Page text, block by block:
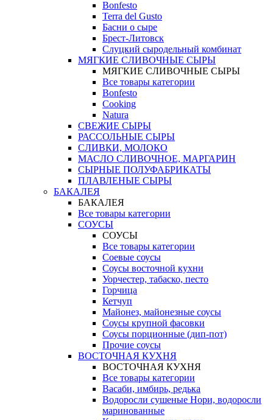
Bonfesto
Terra del Gusto
Басни о сыре
Брест-Литовск
Слуцкий сыродельный комбинат
МЯГКИЕ СЛИВОЧНЫЕ СЫРЫ
МЯГКИЕ СЛИВОЧНЫЕ СЫРЫ
Все товары категории
Bonfesto
Cooking
Natura
СВЕЖИЕ СЫРЫ
РАССОЛЬНЫЕ СЫРЫ
СЛИВКИ, МОЛОКО
МАСЛО СЛИВОЧНОЕ, МАРГАРИН
СЫРНЫЕ ПОЛУФАБРИКАТЫ
ПЛАВЛЕНЫЕ СЫРЫ
БАКАЛЕЯ
БАКАЛЕЯ
Все товары категории
СОУСЫ
СОУСЫ
Все товары категории
Соевые соусы
Соусы восточной кухни
Уорчестер, табаско, песто
Горчица
Кетчуп
Майонез, майонезные соусы
Соусы крупной фасовки
Соусы порционные (дип-пот)
Прочие соусы
ВОСТОЧНАЯ КУХНЯ
ВОСТОЧНАЯ КУХНЯ
Все товары категории
Васаби, имбирь, редька
Водоросли сушеные Нори, водоросли
маринованные